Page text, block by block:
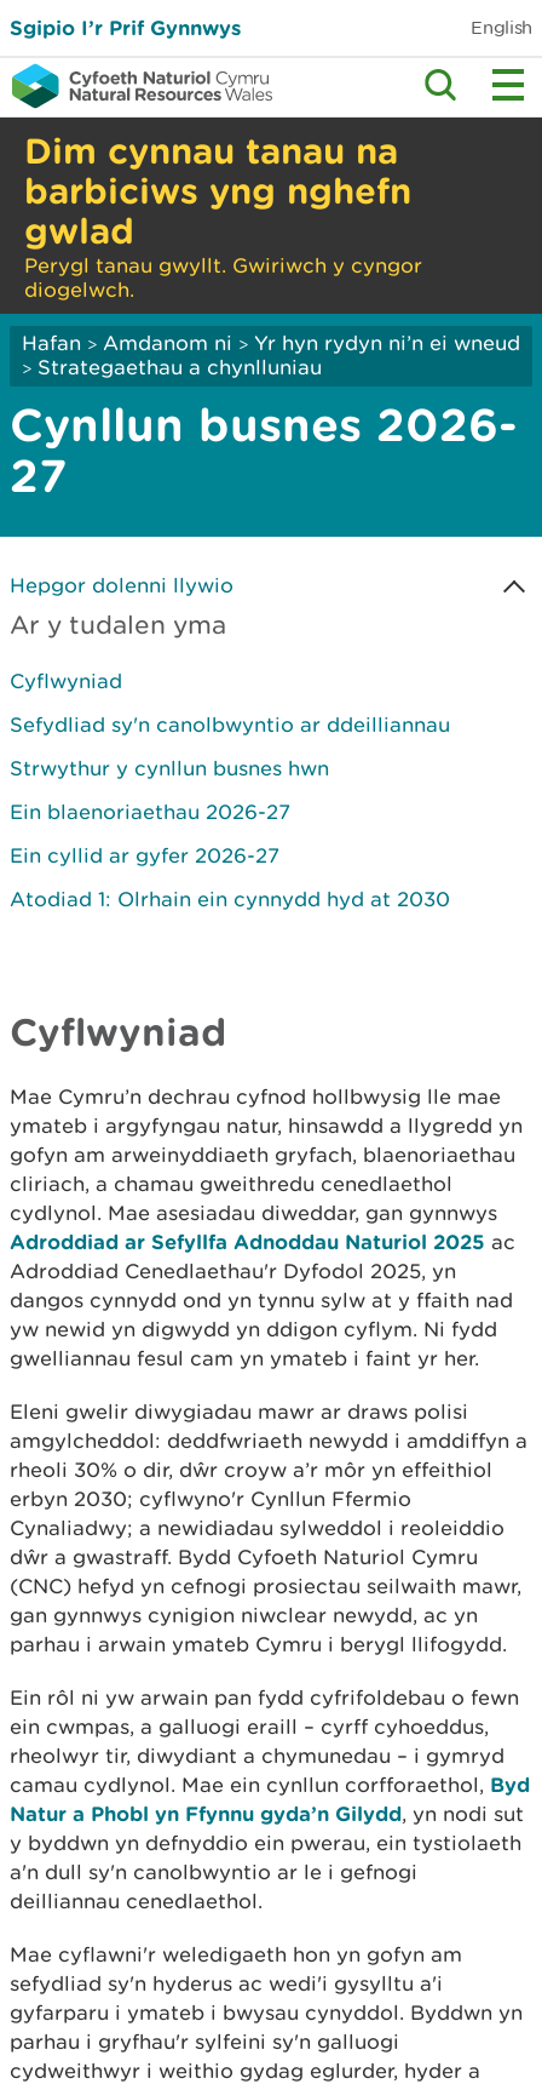
Sgipio I’r Prif Gynnwys English
Dim cynnau tanau na
barbiciws yng nghefn
gwlad
Perygl tanau gwyllt. Gwiriwch y cyngor
diogelwch.
Hafan > Amdanom ni > Yr hyn rydyn ni’n ei wneud
> Strategaethau a chynlluniau
Cynllun busnes 2026-
27
Hepgor dolenni llywio
Ar y tudalen yma
Cyflwyniad
Sefydliad sy'n canolbwyntio ar ddeilliannau
Strwythur y cynllun busnes hwn
Ein blaenoriaethau 2026-27
Ein cyllid ar gyfer 2026-27
Atodiad 1: Olrhain ein cynnydd hyd at 2030
Cyflwyniad
Mae Cymru’n dechrau cyfnod hollbwysig lle mae
ymateb i argyfyngau natur, hinsawdd a llygredd yn
gofyn am arweinyddiaeth gryfach, blaenoriaethau
cliriach, a chamau gweithredu cenedlaethol
cydlynol. Mae asesiadau diweddar, gan gynnwys
Adroddiad ar Sefyllfa Adnoddau Naturiol 2025 ac
Adroddiad Cenedlaethau'r Dyfodol 2025, yn
dangos cynnydd ond yn tynnu sylw at y ffaith nad
yw newid yn digwydd yn ddigon cyflym. Ni fydd
gwelliannau fesul cam yn ymateb i faint yr her.
Eleni gwelir diwygiadau mawr ar draws polisi
amgylcheddol: deddfwriaeth newydd i amddiffyn a
rheoli 30% o dir, dŵr croyw a’r môr yn effeithiol
erbyn 2030; cyflwyno'r Cynllun Ffermio
Cynaliadwy; a newidiadau sylweddol i reoleiddio
dŵr a gwastraff. Bydd Cyfoeth Naturiol Cymru
(CNC) hefyd yn cefnogi prosiectau seilwaith mawr,
gan gynnwys cynigion niwclear newydd, ac yn
parhau i arwain ymateb Cymru i berygl llifogydd.
Ein rôl ni yw arwain pan fydd cyfrifoldebau o fewn
ein cwmpas, a galluogi eraill – cyrff cyhoeddus,
rheolwyr tir, diwydiant a chymunedau – i gymryd
camau cydlynol. Mae ein cynllun corfforaethol, Byd
Natur a Phobl yn Ffynnu gyda’n Gilydd, yn nodi sut
y byddwn yn defnyddio ein pwerau, ein tystiolaeth
a'n dull sy'n canolbwyntio ar le i gefnogi
deilliannau cenedlaethol.
Mae cyflawni'r weledigaeth hon yn gofyn am
sefydliad sy'n hyderus ac wedi'i gysylltu a'i
gyfarparu i ymateb i bwysau cynyddol. Byddwn yn
parhau i gryfhau'r sylfeini sy'n galluogi
cydweithwyr i weithio gydag eglurder, hyder a